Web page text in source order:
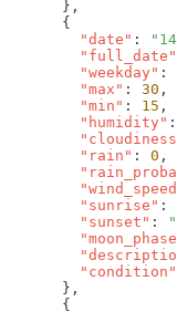
        "date"
:
        "full_date"
        "weekday"
:
        "max"
: 30
        "min"
: 15
        "humidity"
:
        "rain"
: 0
        "sunrise"
:
        "sunset"
:
        "condition"